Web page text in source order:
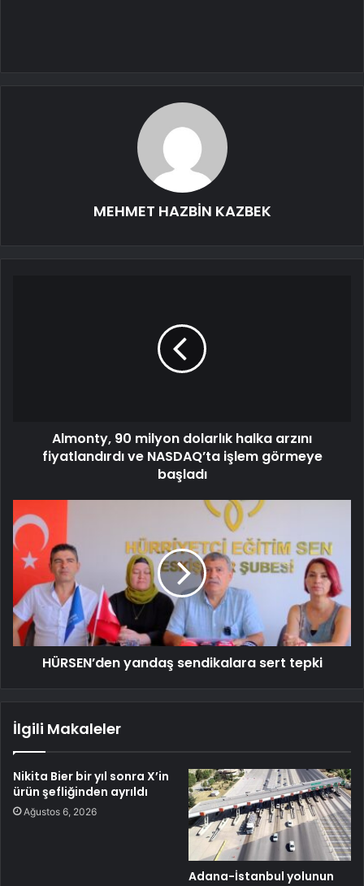
MEHMET HAZBİN KAZBEK
Almonty, 90 milyon dolarlık halka arzını
fiyatlandırdı ve NASDAQ’ta işlem görmeye
başladı
HÜRSEN’den yandaş sendikalara sert tepki
İlgili Makaleler
Nikita Bier bir yıl sonra X’in
ürün şefliğinden ayrıldı
Ağustos 6, 2026
Adana-İstanbul yolunun